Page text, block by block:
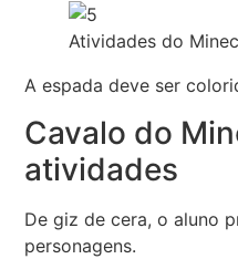
Atividades do
A espada deve ser
Cavalo do
atividades
De giz de cera, o aluno
personagens.